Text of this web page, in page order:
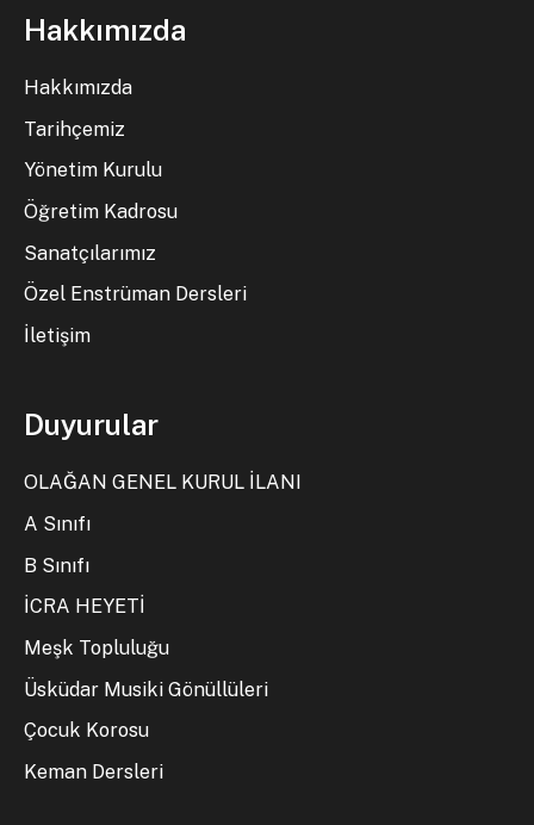
Hakkımızda
Hakkımızda
Tarihçemiz
Yönetim Kurulu
Öğretim Kadrosu
Sanatçılarımız
Özel Enstrüman Dersleri
İletişim
Duyurular
OLAĞAN GENEL KURUL İLANI
A Sınıfı
B Sınıfı
İCRA HEYETİ
Meşk Topluluğu
Üsküdar Musiki Gönüllüleri
Çocuk Korosu
Keman Dersleri